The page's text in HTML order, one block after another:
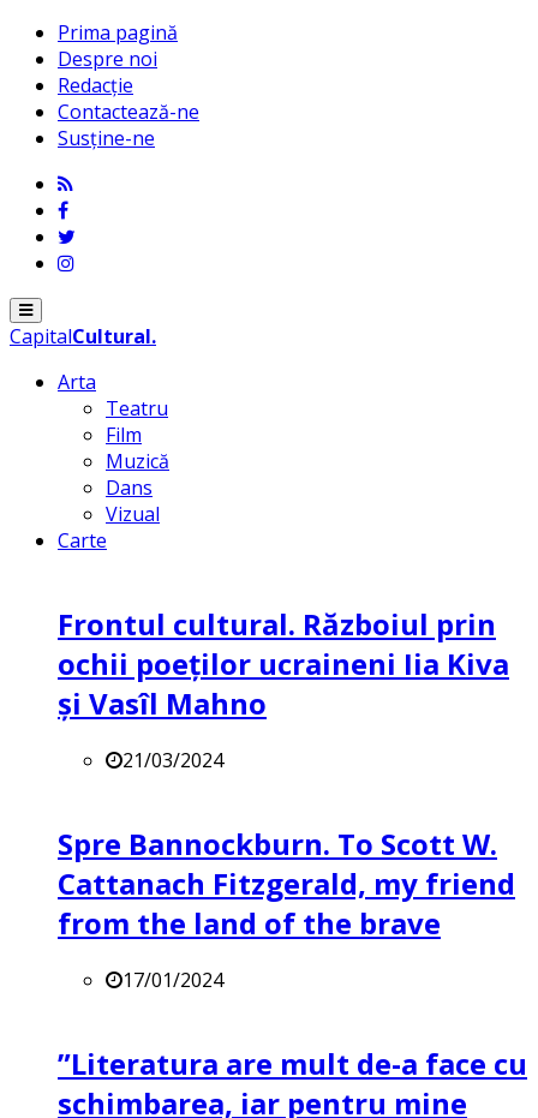
Prima pagină
Despre noi
Redacție
Contactează-ne
Susține-ne
Menu
CapitalCultural.
Arta
Teatru
Film
Muzică
Dans
Vizual
Carte
Frontul cultural. Războiul prin
ochii poeților ucraineni Iia Kiva
și Vasîl Mahno
21/03/2024
Spre Bannockburn. To Scott W.
Cattanach Fitzgerald, my friend
from the land of the brave
17/01/2024
”Literatura are mult de-a face cu
schimbarea, iar pentru mine